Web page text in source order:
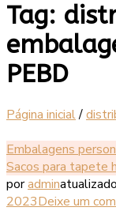
Tag:
PEBD
Página inicial/
Embalagens
Sacos para tapete
poradmin
2023Deixe um